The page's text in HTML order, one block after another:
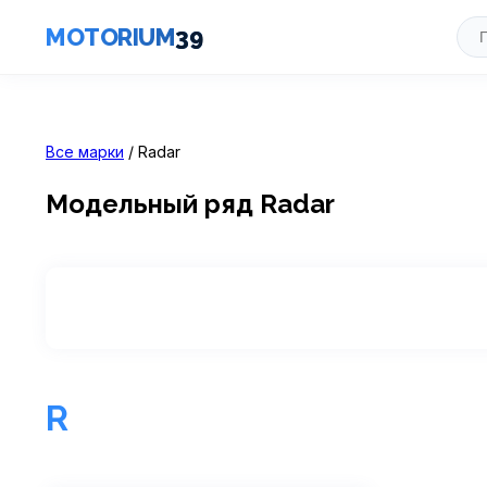
MOTORIUM39
Все марки / Radar
Модельный ряд Radar
R